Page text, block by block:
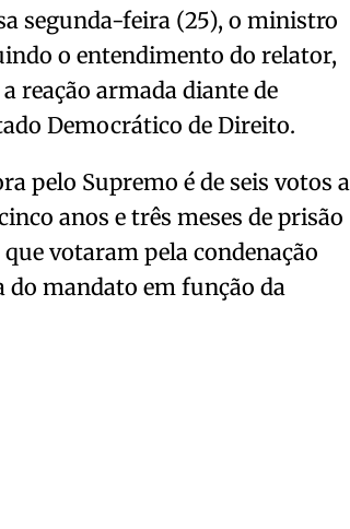
segunda-feira (25), o ministro
o entendimento do relator,
reação armada diante de
Democrático de Direito.
pelo Supremo é de seis votos a
anos e três meses de prisão
votaram pela condenação
mandato em função da